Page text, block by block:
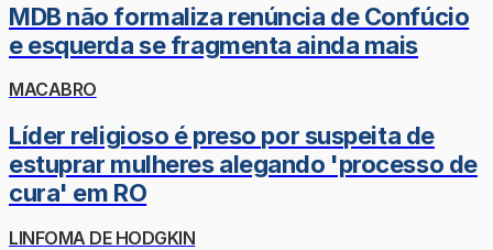
MDB não formaliza renúncia de Confúcio
e esquerda se fragmenta ainda mais
MACABRO
Líder religioso é preso por suspeita de
estuprar mulheres alegando 'processo de
cura' em RO
LINFOMA DE HODGKIN